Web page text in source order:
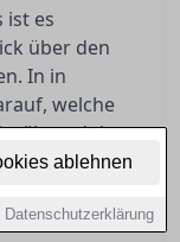
ablehnen
Datenschutzerklärung
ist es
über den
In in
welche
während der
können.
ist,